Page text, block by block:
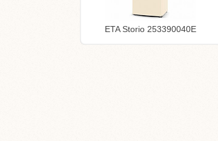
ETA Storio 253390040E